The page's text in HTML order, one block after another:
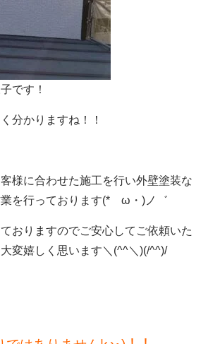
です！
分かりますね！！
様に合わせた施工を行い外壁塗装な
を行っております(*ゝω・)ノ゛
おりますのでご安心してご依頼いた
変嬉しく思います＼(^^＼)(/^^)/